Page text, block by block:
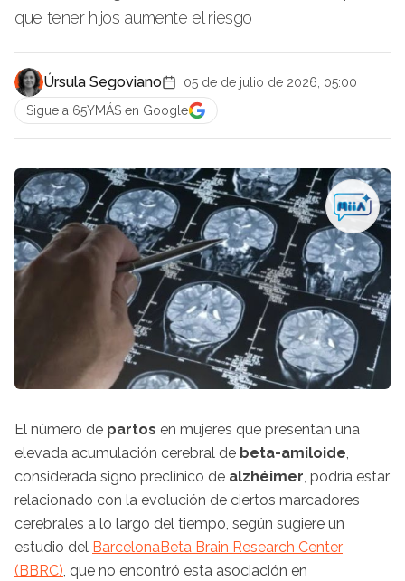
que tener hijos aumente el riesgo
Úrsula Segoviano
05 de de julio de 2026, 05:00
Sigue a 65YMÁS en Google
El número de partos en mujeres que presentan una
elevada acumulación cerebral de beta-amiloide,
considerada signo preclínico de alzhéimer, podría estar
relacionado con la evolución de ciertos marcadores
cerebrales a lo largo del tiempo, según sugiere un
estudio del BarcelonaBeta Brain Research Center
(BBRC), que no encontró esta asociación en